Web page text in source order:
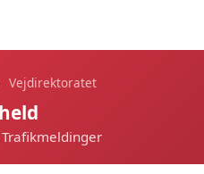
Vejdirektoratet
Trafikmeldinger